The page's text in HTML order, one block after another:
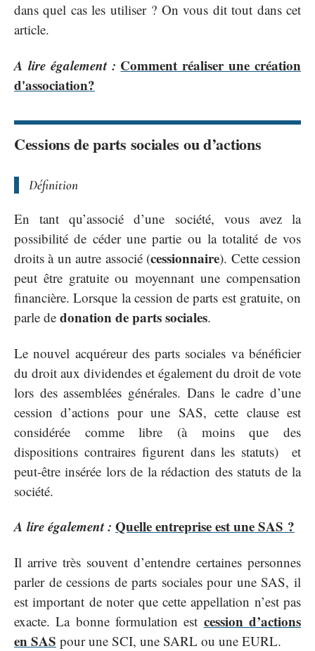
dans quel cas les utiliser ? On vous dit tout dans cet
article.
A lire également : Comment réaliser une création
d'association?
Cessions de parts sociales ou d’actions
Définition
En tant qu’associé d’une société, vous avez la
possibilité de céder une partie ou la totalité de vos
droits à un autre associé (cessionnaire). Cette cession
peut être gratuite ou moyennant une compensation
financière. Lorsque la cession de parts est gratuite, on
parle de donation de parts sociales.
Le nouvel acquéreur des parts sociales va bénéficier
du droit aux dividendes et également du droit de vote
lors des assemblées générales. Dans le cadre d’une
cession d’actions pour une SAS, cette clause est
considérée comme libre (à moins que des
dispositions contraires figurent dans les statuts) et
peut-être insérée lors de la rédaction des statuts de la
société.
A lire également : Quelle entreprise est une SAS ?
Il arrive très souvent d’entendre certaines personnes
parler de cessions de parts sociales pour une SAS, il
est important de noter que cette appellation n’est pas
exacte. La bonne formulation est cession d’actions
en SAS pour une SCI, une SARL ou une EURL.